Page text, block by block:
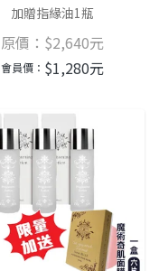
加贈指緣油1瓶
原價： $2,640元
會員價： $1,280元